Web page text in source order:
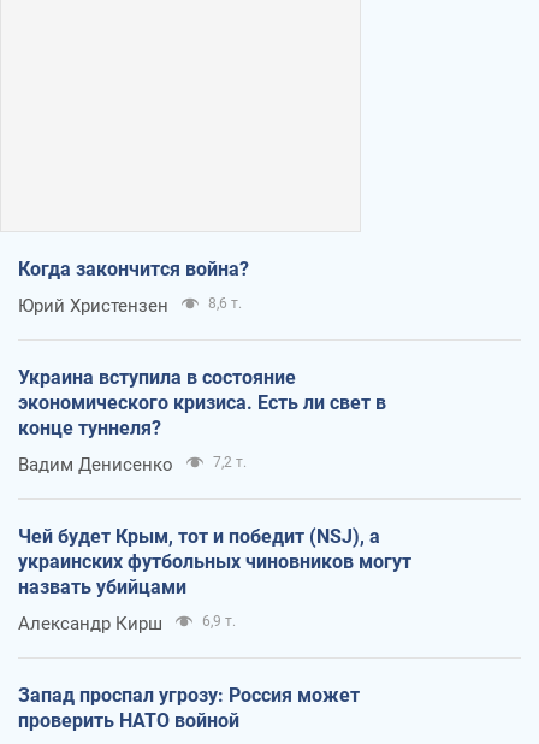
Когда закончится война?
Юрий Христензен 8,6 т.
Украина вступила в состояние
экономического кризиса. Есть ли свет в
конце туннеля?
Вадим Денисенко 7,2 т.
Чей будет Крым, тот и победит (NSJ), а
украинских футбольных чиновников могут
назвать убийцами
Александр Кирш 6,9 т.
Запад проспал угрозу: Россия может
проверить НАТО войной